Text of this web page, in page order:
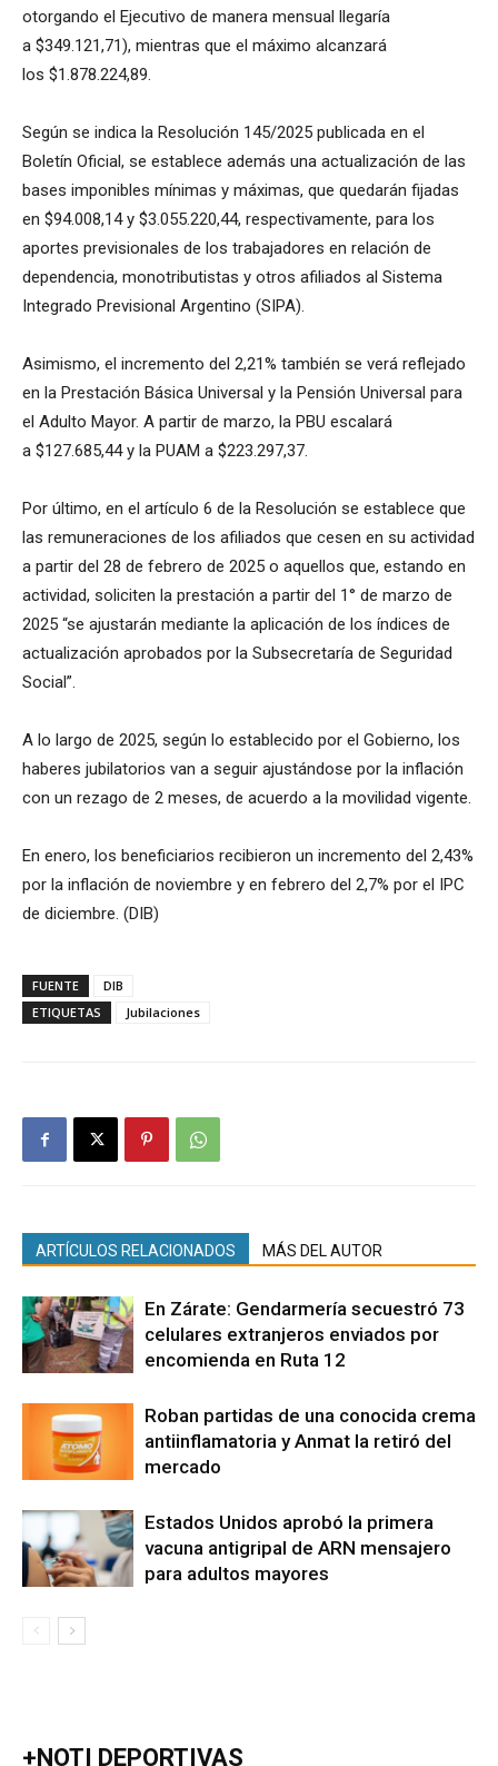
otorgando el Ejecutivo de manera mensual llegaría
a $349.121,71), mientras que el máximo alcanzará
los $1.878.224,89.
Según se indica la Resolución 145/2025 publicada en el
Boletín Oficial, se establece además una actualización de las
bases imponibles mínimas y máximas, que quedarán fijadas
en $94.008,14 y $3.055.220,44, respectivamente, para los
aportes previsionales de los trabajadores en relación de
dependencia, monotributistas y otros afiliados al Sistema
Integrado Previsional Argentino (SIPA).
Asimismo, el incremento del 2,21% también se verá reflejado
en la Prestación Básica Universal y la Pensión Universal para
el Adulto Mayor. A partir de marzo, la PBU escalará
a $127.685,44 y la PUAM a $223.297,37.
Por último, en el artículo 6 de la Resolución se establece que
las remuneraciones de los afiliados que cesen en su actividad
a partir del 28 de febrero de 2025 o aquellos que, estando en
actividad, soliciten la prestación a partir del 1° de marzo de
2025 “se ajustarán mediante la aplicación de los índices de
actualización aprobados por la Subsecretaría de Seguridad
Social”.
A lo largo de 2025, según lo establecido por el Gobierno, los
haberes jubilatorios van a seguir ajustándose por la inflación
con un rezago de 2 meses, de acuerdo a la movilidad vigente.
En enero, los beneficiarios recibieron un incremento del 2,43%
por la inflación de noviembre y en febrero del 2,7% por el IPC
de diciembre. (DIB)
FUENTE
DIB
ETIQUETAS
Jubilaciones
ARTÍCULOS RELACIONADOS MÁS DEL AUTOR
En Zárate: Gendarmería secuestró 73
celulares extranjeros enviados por
encomienda en Ruta 12
Roban partidas de una conocida crema
antiinflamatoria y Anmat la retiró del
mercado
Estados Unidos aprobó la primera
vacuna antigripal de ARN mensajero
para adultos mayores
+NOTI DEPORTIVAS